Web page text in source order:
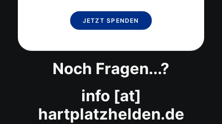
JETZT SPENDEN
Noch Fragen...?
info [at]
hartplatzhelden.de